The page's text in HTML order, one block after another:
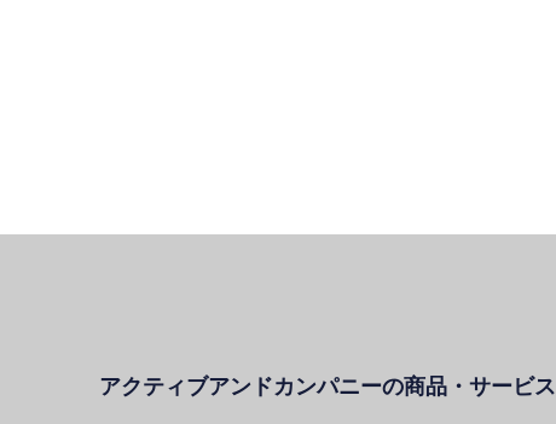
アクティブアンドカンパニーの商品・サービス